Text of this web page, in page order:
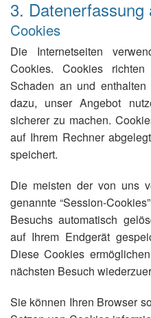
3.
Cookies
Die Internetseiten
Cookies. Cookies
Schaden an und
dazu, unser Angebot
sicherer zu machen.
auf Ihrem Rechner
speichert.
Die meisten der von uns
genannte “Session-
Besuchs automatisch
auf Ihrem Endgerät
Diese Cookies
nächsten Besuch
Sie können Ihren Browser